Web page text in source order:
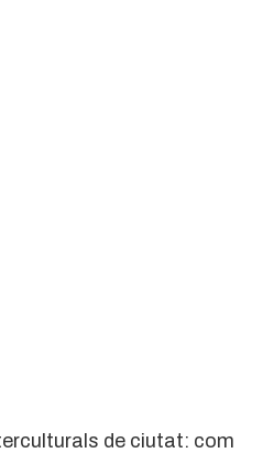
de ciutat: com